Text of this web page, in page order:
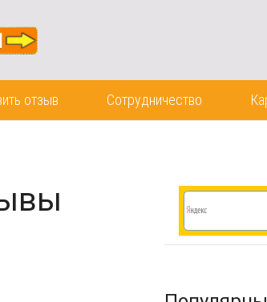
отзыв Сотрудничество